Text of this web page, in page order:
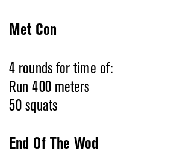
Met Con
4 rounds for time of:
Run 400 meters
50 squats
End Of The Wod